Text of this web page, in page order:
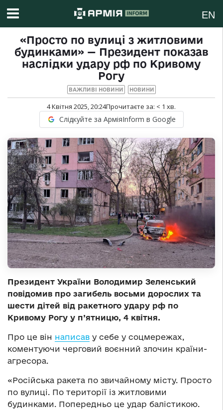
EN
«Просто по вулиці з житловими
будинками» — Президент показав
наслідки удару рф по Кривому
Рогу
ВАЖЛИВІ НОВИНИ НОВИНИ
4 Квітня 2025, 20:24Прочитаєте за: < 1 хв.
Слідкуйте за АрміяInform в Google
Президент України Володимир Зеленський
повідомив про загибель восьми дорослих та
шести дітей від ракетного удару рф по
Кривому Рогу у п’ятницю, 4 квітня.
Про це він написав у себе у соцмережах,
коментуючи черговий воєнний злочин країни-
агресора.
«Російська ракета по звичайному місту. Просто
по вулиці. По території із житловими
будинками. Попередньо це удар балістикою.